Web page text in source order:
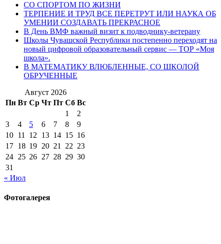
СО СПОРТОМ ПО ЖИЗНИ
ТЕРПЕНИЕ И ТРУД ВСЕ ПЕРЕТРУТ ИЛИ НАУКА ОБ
УМЕНИИ СОЗДАВАТЬ ПРЕКРАСНОЕ
В День ВМФ важный визит к подводнику-ветерану
Школы Чувашской Республики постепенно переходят на
новый цифровой образовательный сервис — ТОР «Моя
школа».
В МАТЕМАТИКУ ВЛЮБЛЕННЫЕ, СО ШКОЛОЙ
ОБРУЧЕННЫЕ
Август 2026
Пн Вт Ср Чт Пт Сб Вс
1
2
3
4 5 6 7 8
9
10 11 12 13 14 15 16
17 18 19 20 21 22 23
24 25 26 27 28 29 30
31
« Июл
Фотогалерея